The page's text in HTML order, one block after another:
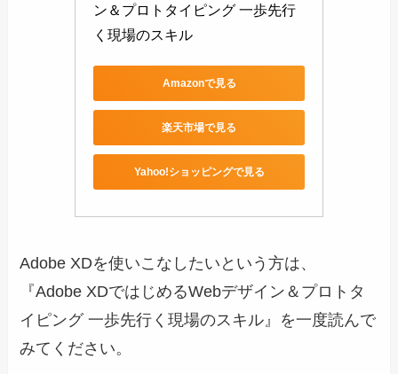
ン＆プロトタイピング 一歩先行
く現場のスキル
Amazonで見る
楽天市場で見る
Yahoo!ショッピングで見る
Adobe XDを使いこなしたいという方は、
『Adobe XDではじめるWebデザイン＆プロトタ
イピング 一歩先行く現場のスキル』を一度読んで
みてください。